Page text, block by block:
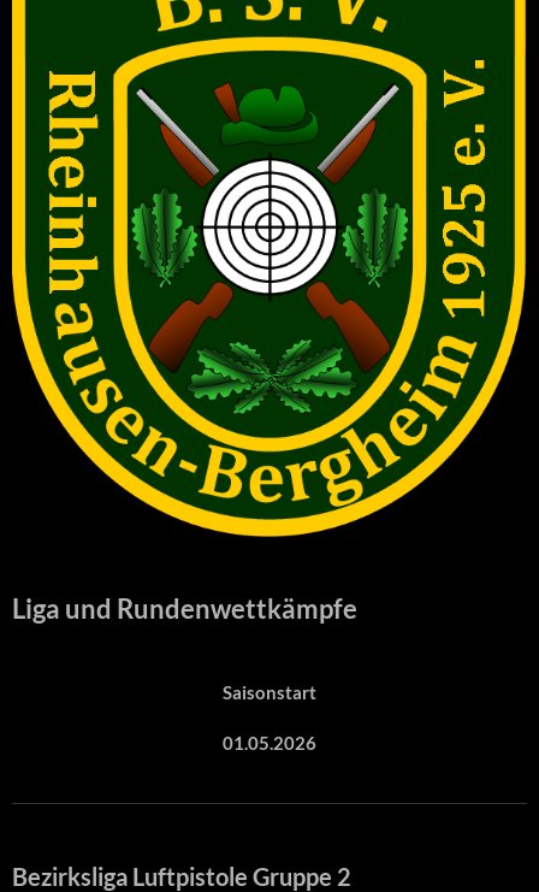
Liga und Rundenwettkämpfe
Saisonstart
01.05.2026
Bezirksliga Luftpistole Gruppe 2